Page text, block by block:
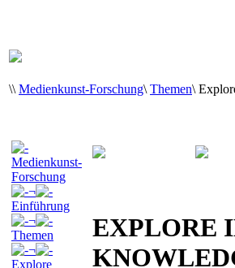
\\ Medienkunst-Forschung\ Themen\
Medienkunst-
Forschung
¬
Einführung
¬
Themen
¬
Explore
EXPLORE